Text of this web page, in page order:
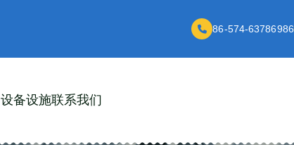
86-574-63786986
设备设施联系我们